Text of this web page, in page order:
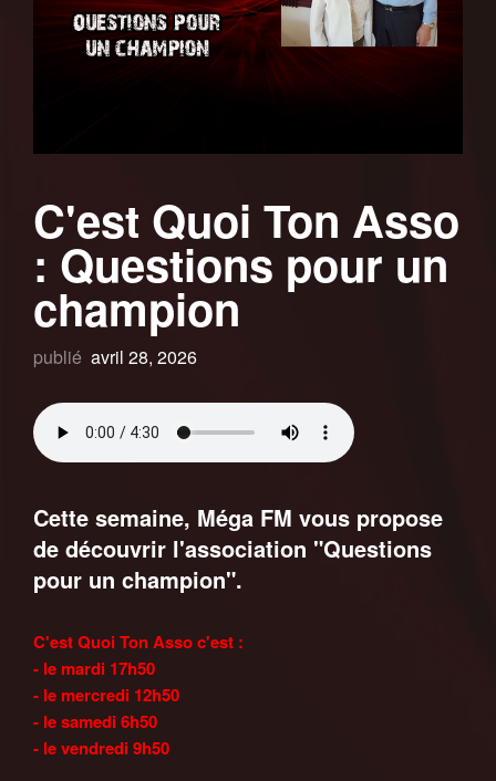
C'est Quoi Ton Asso
: Questions pour un
champion
publié avril 28, 2026
Cette semaine, Méga FM vous propose
de découvrir l'association "Questions
pour un champion".
C'est Quoi Ton Asso c'est :
- le mardi 17h50
- le mercredi 12h50
- le samedi 6h50
- le vendredi 9h50